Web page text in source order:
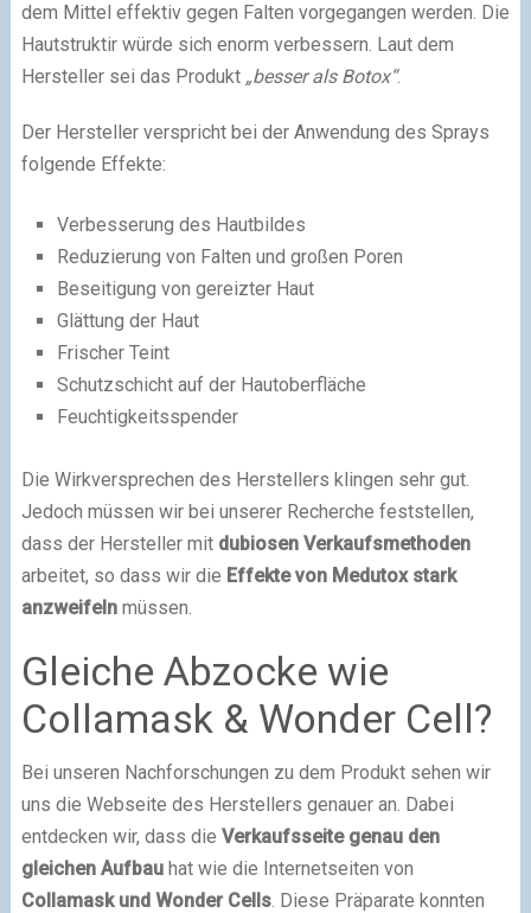
dem Mittel effektiv gegen Falten vorgegangen werden. Die
Hautstruktir würde sich enorm verbessern. Laut dem
Hersteller sei das Produkt „besser als Botox“.
Der Hersteller verspricht bei der Anwendung des Sprays
folgende Effekte:
Verbesserung des Hautbildes
Reduzierung von Falten und großen Poren
Beseitigung von gereizter Haut
Glättung der Haut
Frischer Teint
Schutzschicht auf der Hautoberfläche
Feuchtigkeitsspender
Die Wirkversprechen des Herstellers klingen sehr gut.
Jedoch müssen wir bei unserer Recherche feststellen,
dass der Hersteller mit dubiosen Verkaufsmethoden
arbeitet, so dass wir die Effekte von Medutox stark
anzweifelnmüssen.
Gleiche Abzocke wie
Collamask & Wonder Cell?
Bei unseren Nachforschungen zu dem Produkt sehen wir
uns die Webseite des Herstellers genauer an. Dabei
entdecken wir, dass die Verkaufsseite genau den
gleichen Aufbauhat wie die Internetseiten von
Collamask und Wonder Cells. Diese Präparate konnten